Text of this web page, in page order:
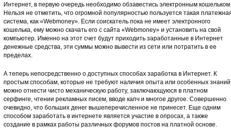
Интернет, в первую очередь необходимо обзавестись электронным кошельком.
Нельзя не отметить, что огромной популярностью пользуется такая
система, как «Webmoney». Если соискатель пока не имеет электронного
кошелька, ему можно скачать его с сайта «Webmoney» и установить на свой
компьютер. Именно на этот счет будут приходить заработанные в Интернет
денежные средства, эти суммы можно вывести из сети или потратить в ее
пределах.
А теперь непосредственно о доступных способах заработка в Интернет. К
простым способам, которые не требуют наличия опыта или особенных
можно отнести чисто механическую работу, заключающуюся в платном
серфинге, чтении рекламных писем, вводе капч и многое другое. Совершенно
очевидно, что больших денег вышеперечисленное не принесет. Еще одним
способом заработать в интернете является участие в опросах, а также
создание в рамках работы различных форумов постов на платной основе.